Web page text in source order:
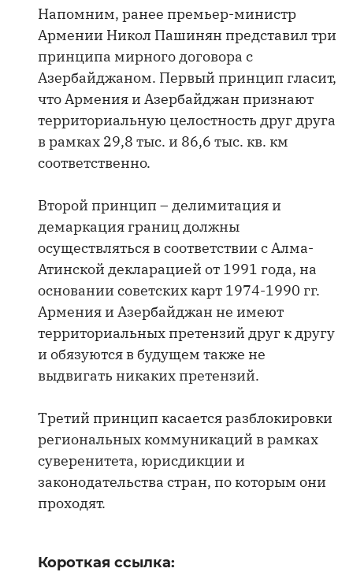
Напомним, ранее премьер-министр
Армении Никол Пашинян представил три
принципа мирного договора с
Азербайджаном. Первый принцип гласит,
что Армения и Азербайджан признают
территориальную целостность друг друга
в рамках 29,8 тыс. и 86,6 тыс. кв. км
соответственно.
Второй принцип – делимитация и
демаркация границ должны
осуществляться в соответствии с Алма-
Атинской декларацией от 1991 года, на
основании советских карт 1974-1990 гг.
Армения и Азербайджан не имеют
территориальных претензий друг к другу
и обязуются в будущем также не
выдвигать никаких претензий.
Третий принцип касается разблокировки
региональных коммуникаций в рамках
суверенитета, юрисдикции и
законодательства стран, по которым они
проходят.
Короткая ссылка: